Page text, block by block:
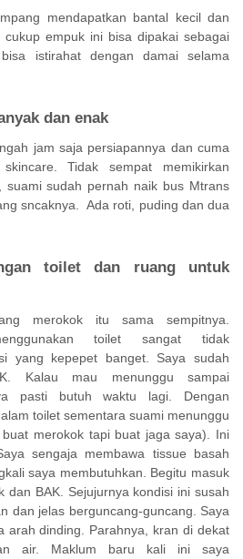
mendapatkan bantal kecil dan
empuk ini bisa dipakai sebagai
istirahat dengan damai selama
dan enak
jam saja persiapannya dan cuma
Tidak sempat memikirkan
suami sudah pernah naik bus Mtrans
sncaknya.
Ada roti, puding dan dua
toilet dan ruang untuk
merokok itu sama sempitnya.
toilet sangat tidak
yang kepepet banget. Saya sudah
Kalau mau menunggu sampai
pasti butuh waktu lagi. Dengan
toilet sementara suami menunggu
merokok tapi buat jaga saya). Ini
sengaja membawa tissue basah
saya membutuhkan. Begitu masuk
dan BAK. Sejujurnya kondisi ini susah
dan jelas berguncang-guncang. Saya
arah dinding. Parahnya, kran di dekat
air. Maklum baru kali ini saya